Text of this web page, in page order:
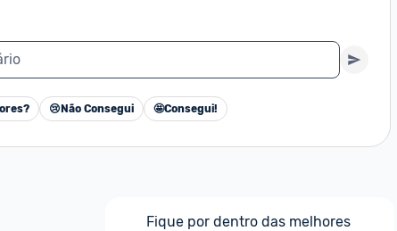
😢 Não Consegui 🤩Consegui!
Fique por dentro das melhores